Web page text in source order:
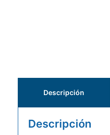
Descripción
Descripción